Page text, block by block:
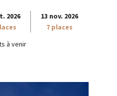
2026
13 nov. 2026
7 places
à venir